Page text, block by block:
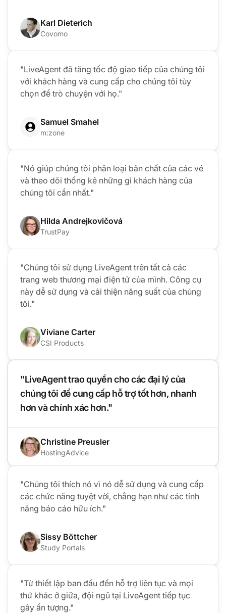
Karl Dieterich
Covomo
"LiveAgent đã tăng tốc độ giao tiếp của chúng tôi
với khách hàng và cung cấp cho chúng tôi tùy
chọn để trò chuyện với họ."
Samuel Smahel
m:zone
"Nó giúp chúng tôi phân loại bản chất của các vé
và theo dõi thống kê những gì khách hàng của
chúng tôi cần nhất."
Hilda Andrejkovičová
TrustPay
"Chúng tôi sử dụng LiveAgent trên tất cả các
trang web thương mại điện tử của mình. Công cụ
này dễ sử dụng và cải thiện năng suất của chúng
tôi."
Viviane Carter
CSI Products
"LiveAgent trao quyền cho các đại lý của
chúng tôi để cung cấp hỗ trợ tốt hơn, nhanh
hơn và chính xác hơn."
Christine Preusler
HostingAdvice
"Chúng tôi thích nó vì nó dễ sử dụng và cung cấp
các chức năng tuyệt vời, chẳng hạn như các tính
năng báo cáo hữu ích."
Sissy Böttcher
Study Portals
"Từ thiết lập ban đầu đến hỗ trợ liên tục và mọi
thứ khác ở giữa, đội ngũ tại LiveAgent tiếp tục
gây ấn tượng."